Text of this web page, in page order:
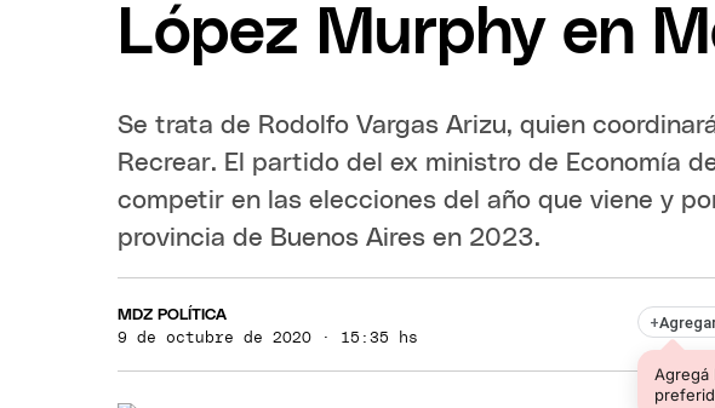
López Murphy en
Se trata de Rodolfo Vargas Arizu, quien
Recrear. El partido del ex ministro de Economía
competir en las elecciones del año que viene y
provincia de Buenos Aires en 2023.
MDZ POLÍTICA
9 de octubre de 2020 · 15:35 hs
+
Agregá